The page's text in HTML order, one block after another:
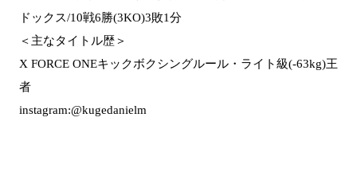
ドックス/10戦6勝(3KO)3敗1分
＜主なタイトル歴＞
X FORCE ONEキックボクシングルール・ライト級(-63kg)王
者
instagram:@kugedanielm